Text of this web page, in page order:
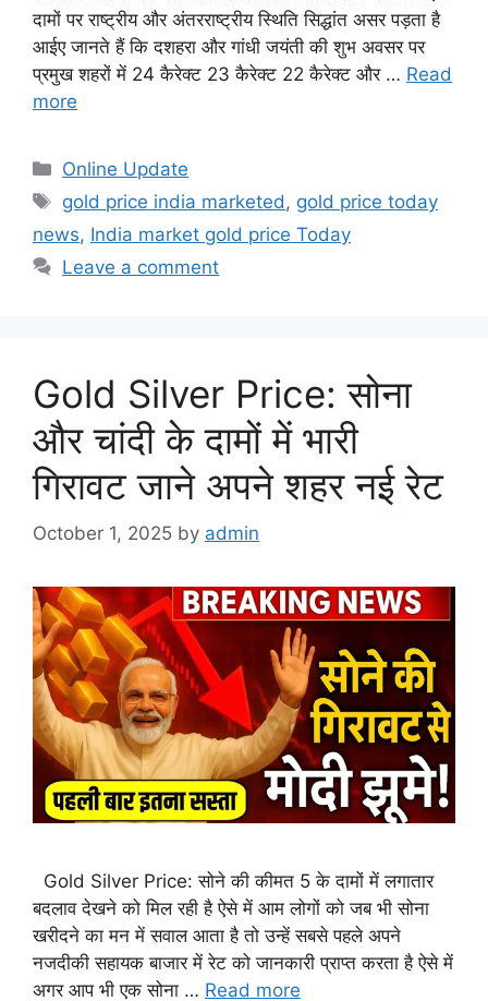
दामों पर राष्ट्रीय और अंतरराष्ट्रीय स्थिति सिद्धांत असर पड़ता है
आईए जानते हैं कि दशहरा और गांधी जयंती की शुभ अवसर पर
प्रमुख शहरों में 24 कैरेक्ट 23 कैरेक्ट 22 कैरेक्ट और … Read
more
Categories
Online Update
Tags
gold price india marketed , gold price today
news, India market gold price Today
Leave a comment
Gold Silver Price: सोना
और चांदी के दामों में भारी
गिरावट जाने अपने शहर नई रेट
October 1, 2025 by admin
Gold Silver Price: सोने की कीमत 5 के दामों में लगातार
बदलाव देखने को मिल रही है ऐसे में आम लोगों को जब भी सोना
खरीदने का मन में सवाल आता है तो उन्हें सबसे पहले अपने
नजदीकी सहायक बाजार में रेट को जानकारी प्राप्त करता है ऐसे में
अगर आप भी एक सोना … Read more